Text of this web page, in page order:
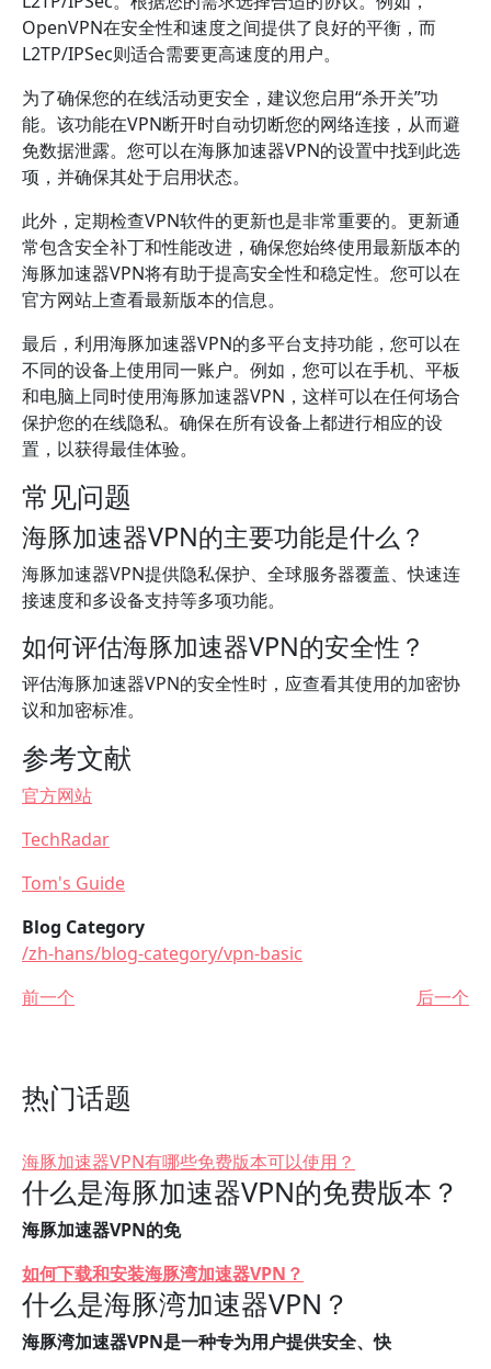
OpenVPN在安全性和速度之间提供了良好的平衡，而
L2TP/IPSec则适合需要更高速度的用户。
为了确保您的在线活动更安全，建议您启用“杀开关”功
能。该功能在VPN断开时自动切断您的网络连接，从而避
免数据泄露。您可以在海豚加速器VPN的设置中找到此选
项，并确保其处于启用状态。
此外，定期检查VPN软件的更新也是非常重要的。更新通
常包含安全补丁和性能改进，确保您始终使用最新版本的
海豚加速器VPN将有助于提高安全性和稳定性。您可以在
官方网站上查看最新版本的信息。
最后，利用海豚加速器VPN的多平台支持功能，您可以在
不同的设备上使用同一账户。例如，您可以在手机、平板
和电脑上同时使用海豚加速器VPN，这样可以在任何场合
保护您的在线隐私。确保在所有设备上都进行相应的设
置，以获得最佳体验。
常见问题
海豚加速器VPN的主要功能是什么？
海豚加速器VPN提供隐私保护、全球服务器覆盖、快速连
接速度和多设备支持等多项功能。
如何评估海豚加速器VPN的安全性？
评估海豚加速器VPN的安全性时，应查看其使用的加密协
议和加密标准。
参考文献
官方网站
TechRadar
Tom's Guide
Blog Category
/zh-hans/blog-category/vpn-basic
前一个
后一个
热门话题
海豚加速器VPN有哪些免费版本可以使用？
什么是海豚加速器VPN的免费版本？
海豚加速器VPN的免
如何下载和安装海豚湾加速器VPN？
什么是海豚湾加速器VPN？
海豚湾加速器VPN是一种专为用户提供安全、快